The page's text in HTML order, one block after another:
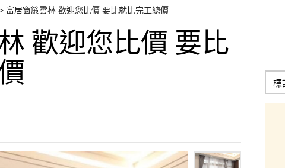
富居窗簾雲林 歡迎您比價 要比就比完工總價
歡迎您比價 要比